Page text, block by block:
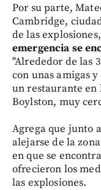
Por su parte,
Cambridge,
de las
emergencia se
"Alrededor de las
con unas amigas
un restaurante en
Boylston, muy
Agrega que junto
alejarse de la
en que se
ofrecieron los
las explosiones.